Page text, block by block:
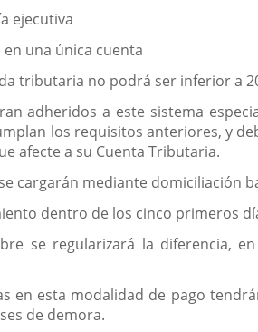
ejecutiva
una única cuenta
tributaria no podrá ser inferior a
adheridos a este sistema
los requisitos anteriores, y
afecte a su Cuenta Tributaria.
cargarán mediante domiciliación
dentro de los cinco primeros
se regularizará la diferencia,
en esta modalidad de pago
de demora.